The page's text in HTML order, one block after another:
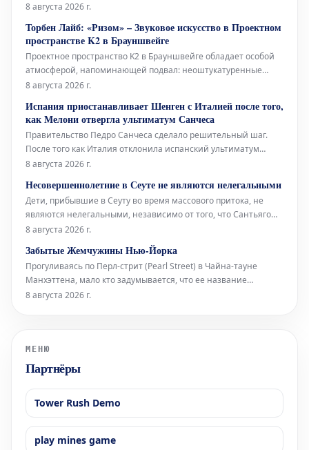
премия будет присуждаться только раз в два года, и это не
утверждая новую структуру премии, намерено оказать
всестороннюю поддержку
8 августа 2026 г.
Торбен Лайб: «Ризом» – Звуковое искусство в Проектном
пространстве K2 в Брауншвейге
Проектное пространство K2 в Брауншвейге обладает особой
атмосферой, напоминающей подвал: неоштукатуренные
стены, высоко расположенные окна и видимые трубы, словно
окружении норвежский звуковой художник Торбен Лайб
представляет свою ин
8 августа 2026 г.
Испания приостанавливает Шенген с Италией после того,
как Мелони отвергла ультиматум Санчеса
Правительство Педро Санчеса сделало решительный шаг.
После того как Италия отклонила испанский ультиматум
относительно пограничного контроля для испанских граждан
72 000 мигрантов в Сеуту неделю назад), испанское
правительство приняло от
8 августа 2026 г.
Несовершеннолетние в Сеуте не являются нелегальными
Дети, прибывшие в Сеуту во время массового притока, не
являются нелегальными, независимо от того, что Сантьяго
Абаскаль называет их «захватчиками», а соглашения между
границы поднимает вопросы об испанских спецслужбах,
степени лояльности сот
8 августа 2026 г.
Забытые Жемчужины Нью-Йорка
Прогуливаясь по Перл-стрит (Pearl Street) в Чайна-тауне
Манхэттена, мало кто задумывается, что ее название
указывает на первоначальную береговую линию Ист-Ривер
8 августа 2026 г.
МЕНЮ
Партнёры
Tower Rush Demo
play mines game